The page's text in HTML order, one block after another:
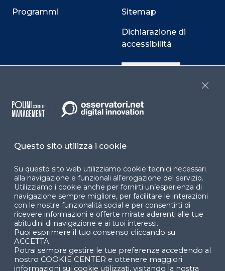
Programmi Sitemap
Dichiarazione di
accessibilità
Cookie Center
Facebook LinkedIn
© 2024 Copyright © Politecnico di Milano Dipartimento
di Ingegneria Gestionale
Questo sito utilizza i cookie
Su questo sito web utilizziamo cookie tecnici necessari
alla navigazione e funzionali all’erogazione del servizio.
Utilizziamo i cookie anche per fornirti un’esperienza di
navigazione sempre migliore, per facilitare le interazioni
con le nostre funzionalità social e per consentirti di
ricevere informazioni e offerte mirate aderenti alle tue
abitudini di navigazione e ai tuoi interessi.
Puoi esprimere il tuo consenso cliccando su
ACCETTA.
Potrai sempre gestire le tue preferenze accedendo al
nostro COOKIE CENTER e ottenere maggiori
informazioni sui cookie utilizzati, visitando la nostra